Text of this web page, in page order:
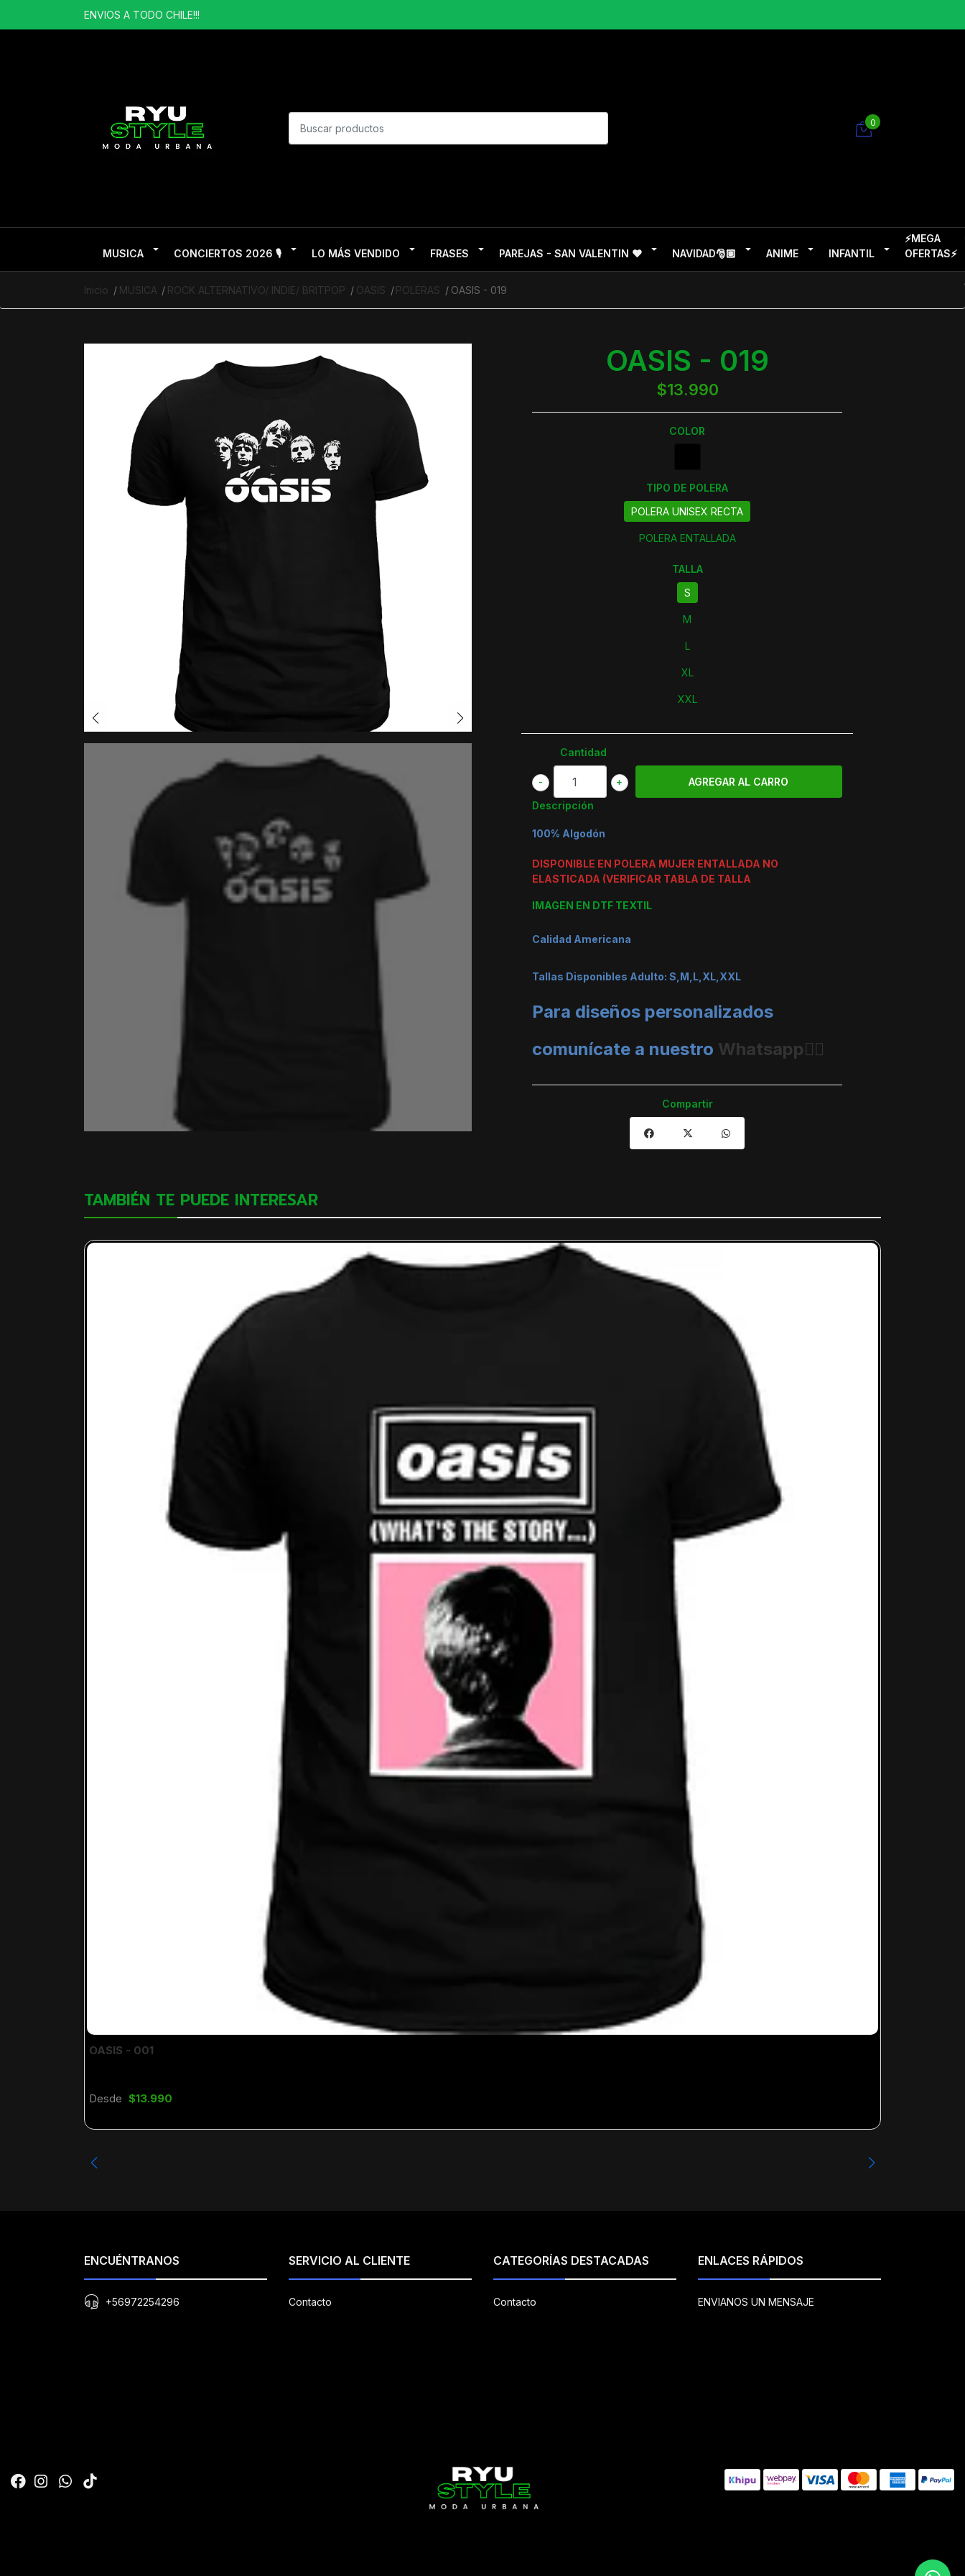
ENVIOS A TODO CHILE!!!
0
MUSICA CONCIERTOS 2026 🎙️ LO MÁS VENDIDO FRASES PAREJAS - SAN VALENTIN ❤ NAVIDAD🎅🏽 ANIME INFANTIL
⚡MEGA
OFERTAS⚡
Inicio MUSICA ROCK ALTERNATIVO/ INDIE/ BRITPOP OASIS POLERAS OASIS - 019
OASIS - 019
$13.990
COLOR
TIPO DE POLERA
POLERA UNISEX RECTA
POLERA ENTALLADA
TALLA
S
M
L
XL
XXL
Cantidad
+
-
Descripción
100% Algodón
DISPONIBLE EN POLERA MUJER ENTALLADA NO
ELASTICADA (VERIFICAR TABLA DE TALLA
IMAGEN EN DTF TEXTIL
Calidad Americana
Tallas Disponibles Adulto: S,M,L,XL,XXL
Para diseños personalizados
comunícate a nuestro Whatsapp👈🏼
Compartir
TAMBIÉN TE PUEDE INTERESAR
OASIS - 001
Desde $13.990
ENCUÉNTRANOS
+56972254296
SERVICIO AL CLIENTE
Contacto
CATEGORÍAS DESTACADAS
Contacto
ENLACES RÁPIDOS
ENVIANOS UN MENSAJE